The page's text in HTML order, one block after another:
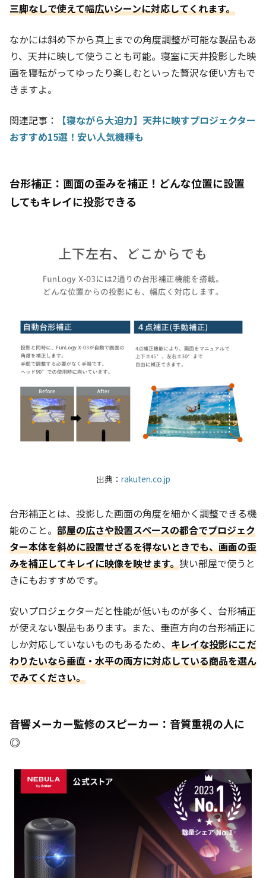
三脚なしで使えて幅広いシーンに対応してくれます。
なかには斜め下から真上までの角度調整が可能な製品もあ
り、天井に映して使うことも可能。寝室に天井投影した映
画を寝転がってゆったり楽しむといった贅沢な使い方もで
きますよ。
関連記事：
【寝ながら大迫力】天井に映すプロジェクター
おすすめ15選！安い人気機種も
台形補正：画面の歪みを補正！どんな位置に設置
してもキレイに投影できる
出典： rakuten.co.jp
台形補正とは、投影した画面の角度を細かく調整できる機
能のこと。 部屋の広さや設置スペースの都合でプロジェク
ター本体を斜めに設置せざるを得ないときでも、画面の歪
みを補正してキレイに映像を映せます。狭い部屋で使うと
きにもおすすめです。
安いプロジェクターだと性能が低いものが多く、台形補正
が使えない製品もあります。また、垂直方向の台形補正に
しか対応していないものもあるため、 キレイな投影にこだ
わりたいなら垂直・水平の両方に対応している商品を選ん
でみてください。
音響メーカー監修のスピーカー：音質重視の人に
◎